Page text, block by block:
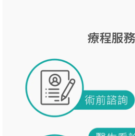
療程服務